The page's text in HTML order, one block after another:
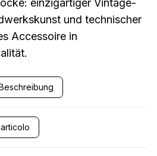
einzigartiger Vintage-
und technischer
Accessoire in